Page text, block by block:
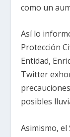
como un
Así lo
Protección
Entidad,
Twitter
posibles
Asimismo,